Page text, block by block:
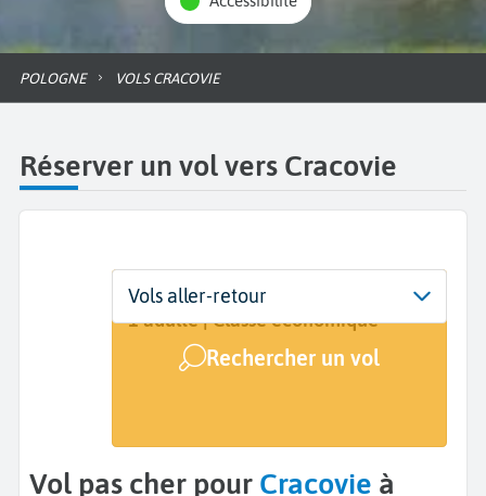
POLOGNE VOLS CRACOVIE
Réserver un vol vers Cracovie
Départ
De...
Dates
Dates de votre voyage
Voyageurs | Classe
1 adulte | Classe économique
Rechercher un vol
Vols aller-retour
Vol pas cher pour Cracovie à